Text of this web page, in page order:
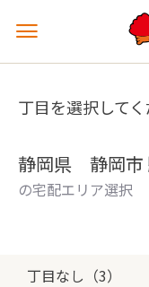
メ
ュ
を
丁目を選択して
静岡県 静岡
の宅配エリア選択
丁目なし（3）